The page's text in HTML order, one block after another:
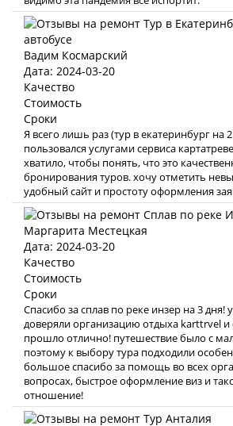
Вадим Космарский
Дата: 2024-03-20
Качество
Стоимость
Сроки
Я всего лишь раз (тур в екатеринбург на
пользовался услугами сервиса
хватило, чтобы понять, что это
бронирования туров. хочу отметить
удобный сайт и простоту оформления
Маргарита Местецкая
Дата: 2024-03-20
Качество
Стоимость
Сроки
Спасибо за сплав по реке инзер на 3 дня!
доверяли организацию отдыха karttrvel и
прошло отлично! путешествие было с
поэтому к выбору тура подходили
большое спасибо за помощь во всех
вопросах, быстрое оформление виз и
отношение!